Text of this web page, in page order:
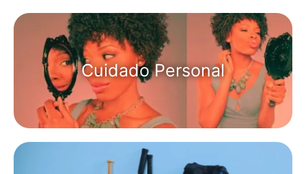
Cuidado Personal